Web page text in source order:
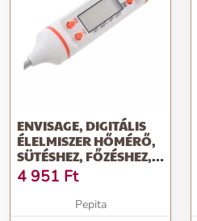
ENVISAGE, DIGITÁLIS
ÉLELMISZER HŐMÉRŐ,
SÜTÉSHEZ, FŐZÉSHEZ,
FEHÉR
4 951 Ft
Pepita